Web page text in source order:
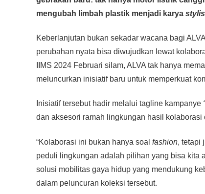
e
b
o
o
k
er s
p
p
e
g
er
y
Li
n
k
e
mengubah limbah plastik menjadi karya
Keberlanjutan bukan sekadar wacana bagi
perubahan nyata bisa diwujudkan lewat
IIMS 2024 Februari silam, ALVA tak hanya
meluncurkan inisiatif baru untuk memperkuat
Inisiatif tersebut hadir melalui tagline kampanye
dan aksesori ramah lingkungan hasil
“Kolaborasi ini bukan hanya soal fashion, tetapi
peduli lingkungan adalah pilihan yang bisa kita
solusi mobilitas gaya hidup yang mendukung
dalam peluncuran koleksi tersebut.